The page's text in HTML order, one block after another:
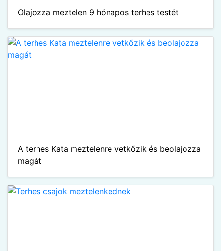
Olajozza meztelen 9 hónapos terhes testét
A terhes Kata meztelenre vetkőzik és beolajozza
magát